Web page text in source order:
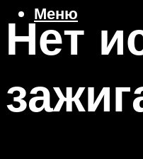
Меню
Нет